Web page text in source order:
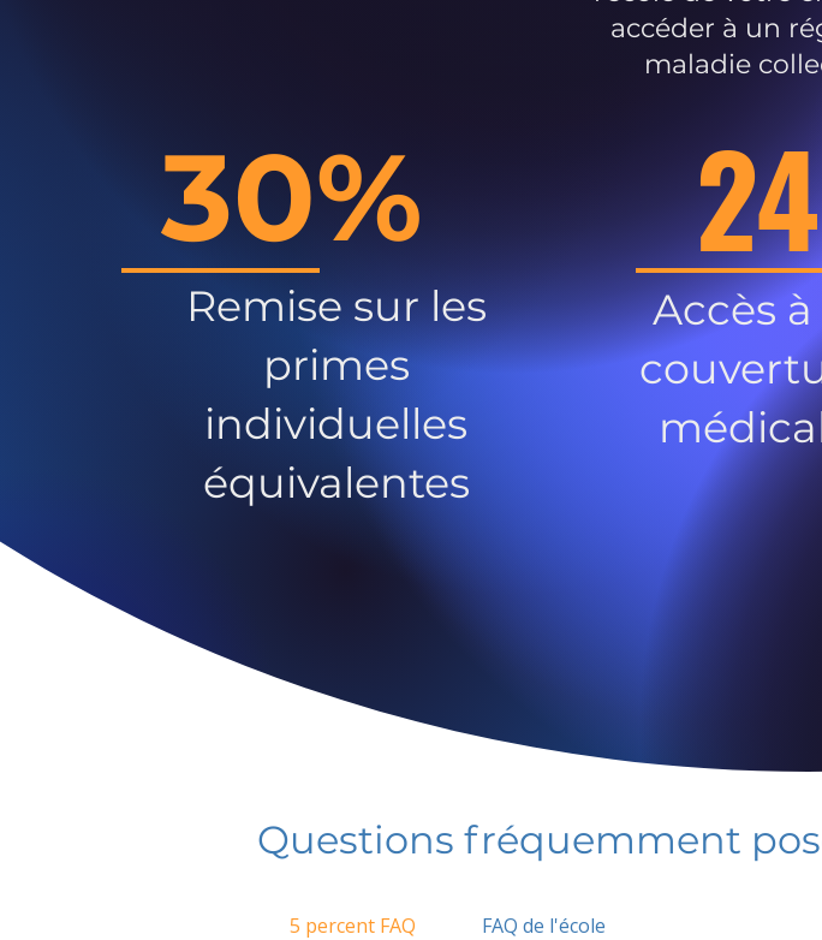
accéder à un
maladie
30%
Remise sur les
primes
individuelles
équivalentes
Accès
Questions fréquemment
5 percent FAQ FAQ de l'école